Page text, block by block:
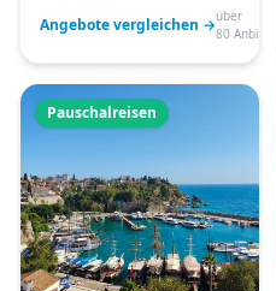
Angebote vergleichen →über
80 Anbieter
Pauschalreisen